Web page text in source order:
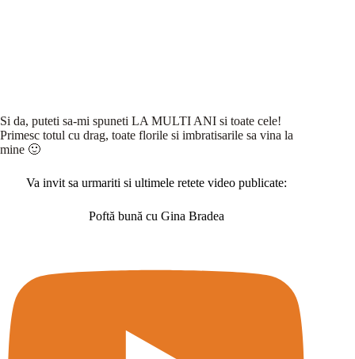
Si da, puteti sa-mi spuneti LA MULTI ANI si toate cele!
Primesc totul cu drag, toate florile si imbratisarile sa vina la
mine 🙂
Va invit sa urmariti si ultimele retete video publicate:
Poftă bună cu Gina Bradea